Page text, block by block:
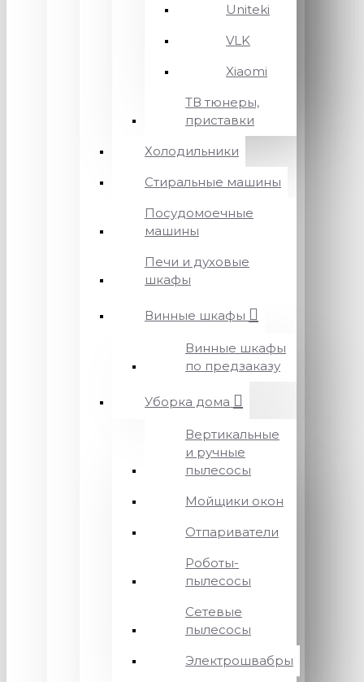
Uniteki
VLK
Xiaomi
ТВ тюнеры,
приставки
Холодильники
Стиральные машины
Посудомоечные
машины
Печи и духовые
шкафы
Винные шкафы
Винные шкафы
по предзаказу
Уборка дома
Вертикальные
и ручные
пылесосы
Мойщики окон
Отпариватели
Роботы-
пылесосы
Сетевые
пылесосы
Электрошвабры